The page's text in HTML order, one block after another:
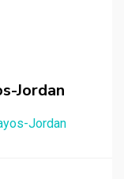
Jordan
Jordan